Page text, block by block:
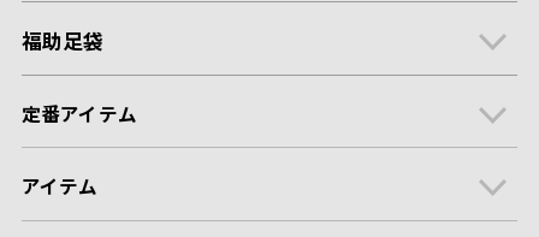
福助足袋
定番アイテム
アイテム